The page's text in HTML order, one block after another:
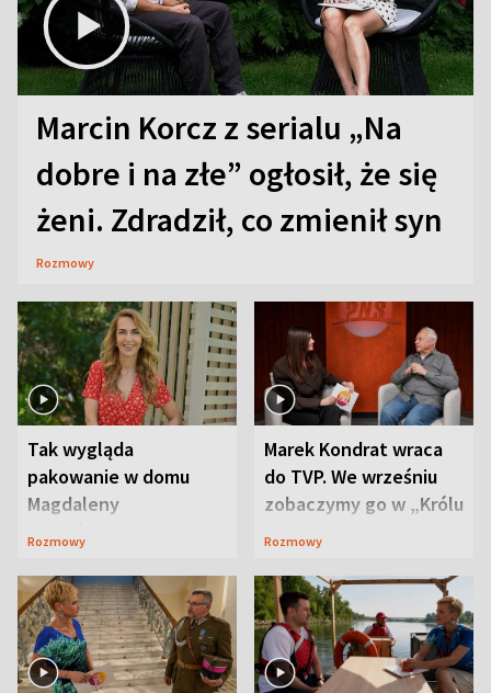
Marcin Korcz z serialu „Na
dobre i na złe” ogłosił, że się
żeni. Zdradził, co zmienił syn
Rozmowy
Tak wygląda
pakowanie w domu
Magdaleny
Waligórskiej-Lisieckiej.
Rozmowy
Marek Kondrat wraca
do TVP. We wrześniu
zobaczymy go w „Królu
Maciusiu I”
Rozmowy